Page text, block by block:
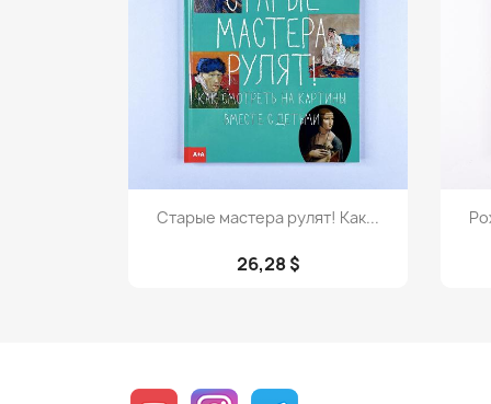
Просмотр
Старые мастера рулят! Как...
26,28 $
YouTube Instagram